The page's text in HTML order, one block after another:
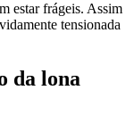
estar frágeis. Assim
tensionada
da lona